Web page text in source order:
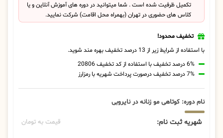
تکمیل ظرفیت شده است . شما میتوانید در دوره های آموزش آنلاین و یا
کلاس های حضوری در تهران (بهمراه محل اقامت) شرکت نمایید.
تخفیف محدود!
با استفاده از شرایط زیر از 13 درصد تخفیف بهره مند شوید.
6% درصد تخفیف با استفاده از کد تخفیف 20806
7% درصد تخفیف درصورت پرداخت شهریه با رمزارز
نام دوره: کوتاهی مو زنانه در نایروبی
شهریه ثبت نام: قیمت به تومان